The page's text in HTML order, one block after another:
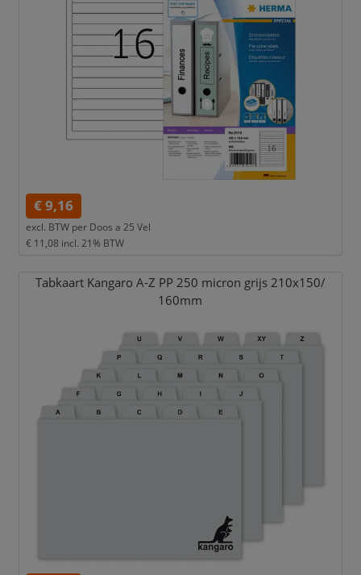
€ 9,16
excl. BTW per Doos a 25 Vel
€ 11,08 incl. 21% BTW
Tabkaart Kangaro A-Z PP 250 micron grijs 210x150/
160mm